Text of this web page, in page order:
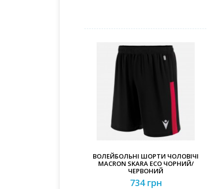
ВОЛЕЙБОЛЬНІ ШОРТИ ЧОЛОВІЧІ
MACRON SKARA ECO ЧОРНИЙ/
ЧЕРВОНИЙ
734 грн